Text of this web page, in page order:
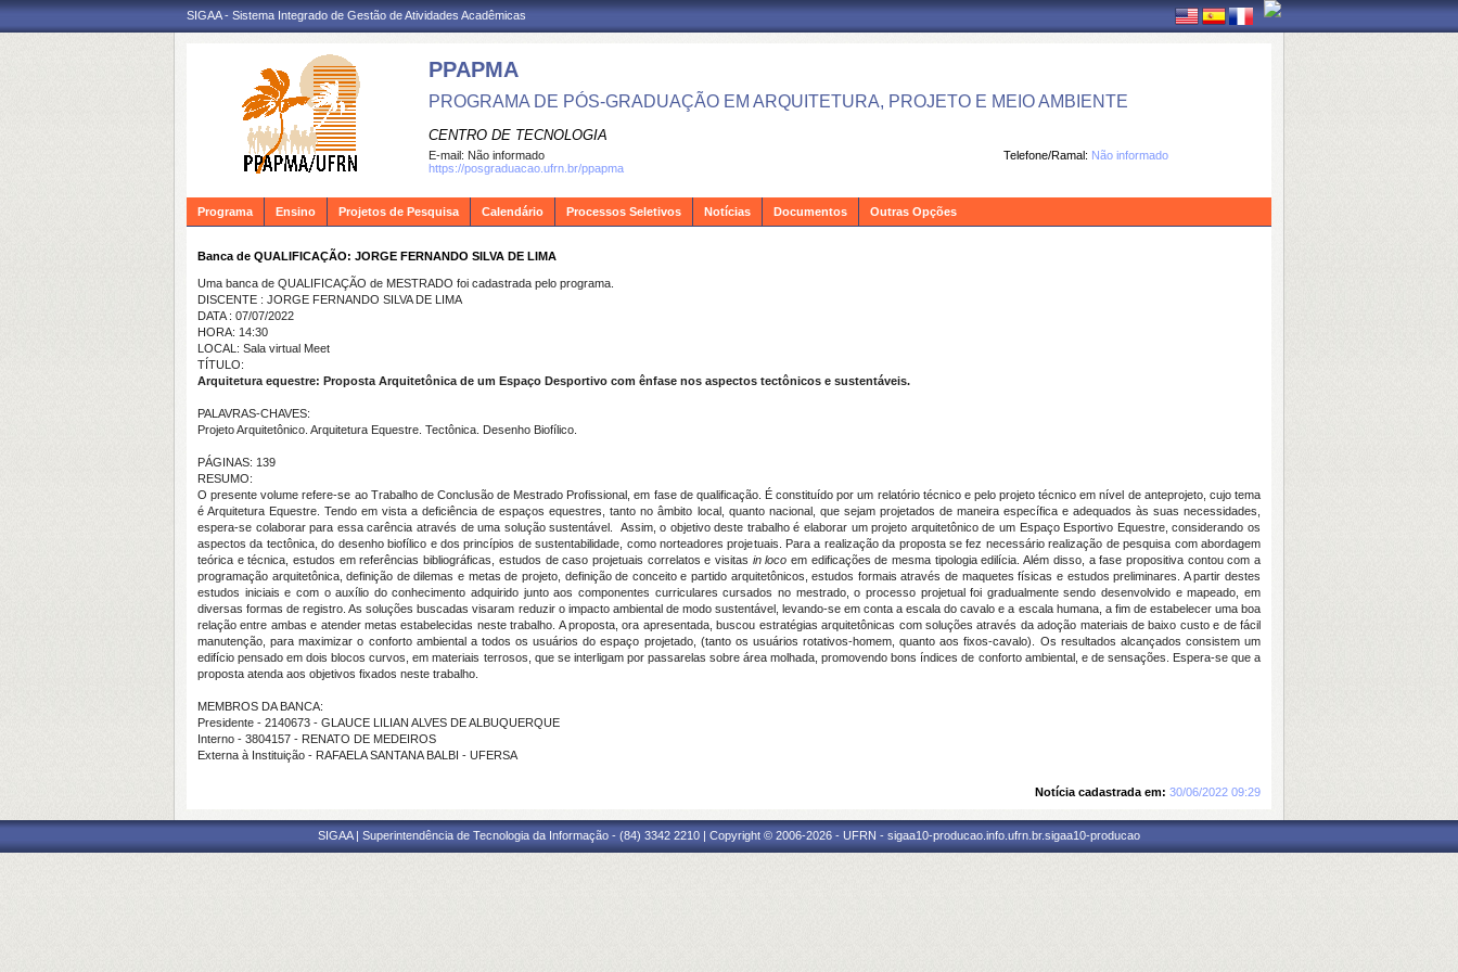
SIGAA - Sistema Integrado de Gestão de Atividades Acadêmicas
PPAPMA
PROGRAMA DE PÓS-GRADUAÇÃO EM ARQUITETURA, PROJETO E MEIO AMBIENTE
CENTRO DE TECNOLOGIA
Telefone/Ramal: Não informado
E-mail: Não informado
https://posgraduacao.ufrn.br/ppapma
Programa Ensino Projetos de Pesquisa Calendário Processos Seletivos Notícias Documentos Outras Opções
Banca de QUALIFICAÇÃO: JORGE FERNANDO SILVA DE LIMA
Uma banca de QUALIFICAÇÃO de MESTRADO foi cadastrada pelo programa.
DISCENTE : JORGE FERNANDO SILVA DE LIMA
DATA : 07/07/2022
HORA: 14:30
LOCAL: Sala virtual Meet
TÍTULO:
Arquitetura equestre: Proposta Arquitetônica de um Espaço Desportivo com ênfase nos aspectos tectônicos e sustentáveis.
PALAVRAS-CHAVES:
Projeto Arquitetônico. Arquitetura Equestre. Tectônica. Desenho Biofílico.
PÁGINAS: 139
RESUMO:
O presente volume refere-se ao Trabalho de Conclusão de Mestrado Profissional, em fase de qualificação. É constituído por um relatório técnico e pelo projeto técnico em nível de anteprojeto, cujo tema
é Arquitetura Equestre. Tendo em vista a deficiência de espaços equestres, tanto no âmbito local, quanto nacional, que sejam projetados de maneira específica e adequados às suas necessidades,
espera-se colaborar para essa carência através de uma solução sustentável. Assim, o objetivo deste trabalho é elaborar um projeto arquitetônico de um Espaço Esportivo Equestre, considerando os
aspectos da tectônica, do desenho biofílico e dos princípios de sustentabilidade, como norteadores projetuais. Para a realização da proposta se fez necessário realização de pesquisa com abordagem
teórica e técnica, estudos em referências bibliográficas, estudos de caso projetuais correlatos e visitas in loco em edificações de mesma tipologia edilícia. Além disso, a fase propositiva contou com a
programação arquitetônica, definição de dilemas e metas de projeto, definição de conceito e partido arquitetônicos, estudos formais através de maquetes físicas e estudos preliminares. A partir destes
estudos iniciais e com o auxílio do conhecimento adquirido junto aos componentes curriculares cursados no mestrado, o processo projetual foi gradualmente sendo desenvolvido e mapeado, em
diversas formas de registro. As soluções buscadas visaram reduzir o impacto ambiental de modo sustentável, levando-se em conta a escala do cavalo e a escala humana, a fim de estabelecer uma boa
relação entre ambas e atender metas estabelecidas neste trabalho. A proposta, ora apresentada, buscou estratégias arquitetônicas com soluções através da adoção materiais de baixo custo e de fácil
manutenção, para maximizar o conforto ambiental a todos os usuários do espaço projetado, (tanto os usuários rotativos-homem, quanto aos fixos-cavalo). Os resultados alcançados consistem um
edifício pensado em dois blocos curvos, em materiais terrosos, que se interligam por passarelas sobre área molhada, promovendo bons índices de conforto ambiental, e de sensações. Espera-se que a
proposta atenda aos objetivos fixados neste trabalho.
MEMBROS DA BANCA:
Presidente - 2140673 - GLAUCE LILIAN ALVES DE ALBUQUERQUE
Interno - 3804157 - RENATO DE MEDEIROS
Externa à Instituição - RAFAELA SANTANA BALBI - UFERSA
Notícia cadastrada em: 30/06/2022 09:29
SIGAA | Superintendência de Tecnologia da Informação - (84) 3342 2210 | Copyright © 2006-2026 - UFRN - sigaa10-producao.info.ufrn.br.sigaa10-producao